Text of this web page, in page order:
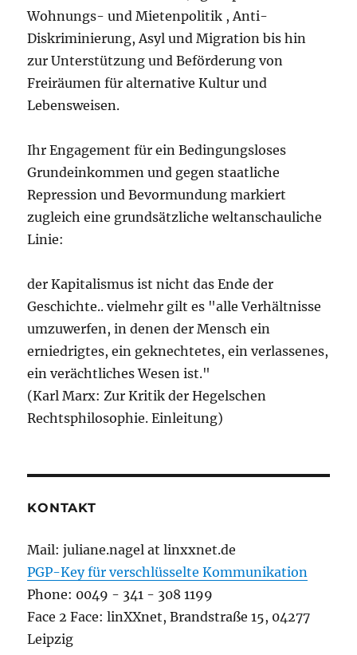
Wohnungs- und Mietenpolitik , Anti-
Diskriminierung, Asyl und Migration bis hin
zur Unterstützung und Beförderung von
Freiräumen für alternative Kultur und
Lebensweisen.
Ihr Engagement für ein Bedingungsloses
Grundeinkommen und gegen staatliche
Repression und Bevormundung markiert
zugleich eine grundsätzliche weltanschauliche
Linie:
der Kapitalismus ist nicht das Ende der
Geschichte.. vielmehr gilt es "alle Verhältnisse
umzuwerfen, in denen der Mensch ein
erniedrigtes, ein geknechtetes, ein verlassenes,
ein verächtliches Wesen ist."
(Karl Marx: Zur Kritik der Hegelschen
Rechtsphilosophie. Einleitung)
KONTAKT
Mail: juliane.nagel at linxxnet.de
PGP-Key für verschlüsselte Kommunikation
Phone: 0049 - 341 - 308 1199
Face 2 Face: linXXnet, Brandstraße 15, 04277
Leipzig